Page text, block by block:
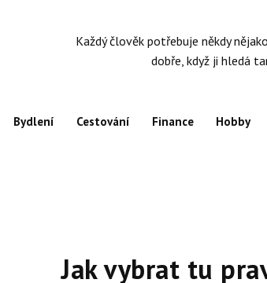
Každý člověk potřebuje někdy
dobře, když ji hledá
Bydlení Cestování Finance Hobby
Jak vybrat tu